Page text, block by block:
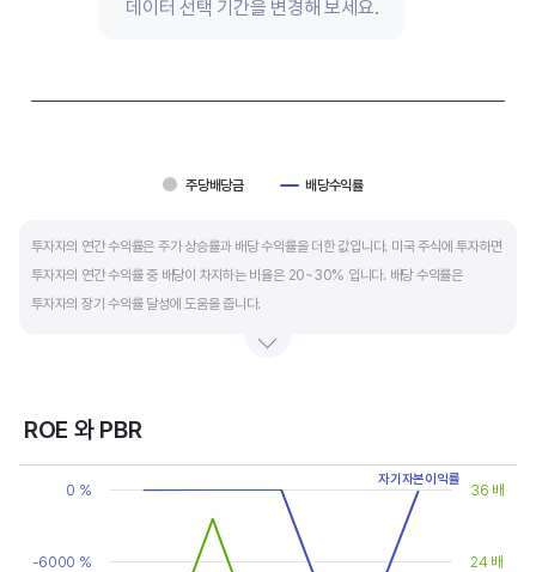
주당배당금 배당수익률
데이터 선택 기간을 변경해 보세요.
투자자의 연간 수익률은 주가 상승률과 배당 수익률을 더한 값입니다. 미국 주식에 투자하면
투자자의 연간 수익률 중 배당이 차지하는 비율은 20~30% 입니다. 배당 수익률은
투자자의 장기 수익률 달성에 도움을 줍니다.
주당배당금의 비율입니다. 예를 들어 A 주식을 주당 100 달러에 매수하고 주당배당금으로
정기 예금금리의 1.5 배 이상이면 매력적인 배당주로 볼 수 있습니다. 정기 예금금리가 1%
라고 하면, 시가배당률은 1.5% 이상이면 배당 매력이 있는 기업이고 배당수익률은
ROE 와 PBR
Chart
Line chart with 2 lines.
View as data table, Chart
The chart has 1 X axis displaying categories.
The chart has 2 Y axes displaying values, and values.
-6000 %
0 %
24 배
36 배
자기자본이익률